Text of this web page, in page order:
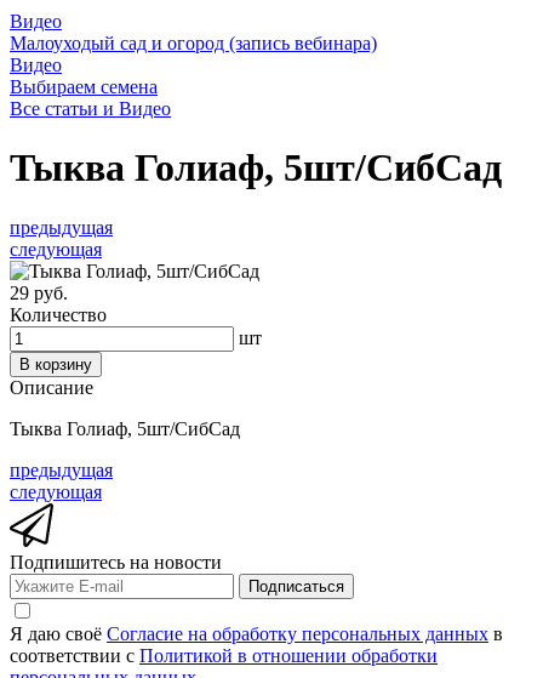
Видео
Малоуходый сад и огород (запись вебинара)
Видео
Выбираем семена
Все cтатьи и Видео
Тыква Голиаф, 5шт/СибСад
предыдущая
следующая
29 руб.
Количество
шт
В корзину
Описание
Тыква Голиаф, 5шт/СибСад
предыдущая
следующая
Подпишитесь на новости
Подписаться
Я даю своё Согласие на обработку персональных данных в
соответствии с Политикой в отношении обработки